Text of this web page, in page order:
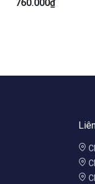
760.000₫